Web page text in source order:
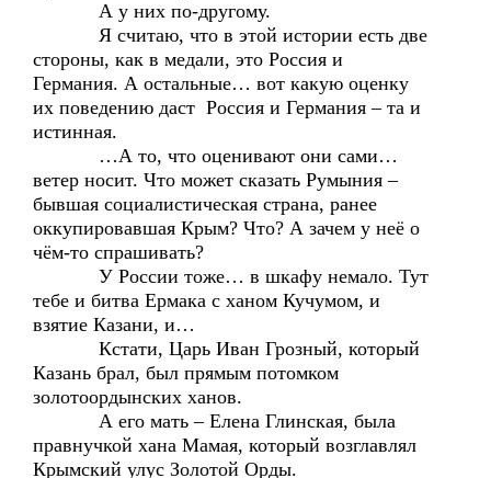
А у них по-другому.
Я считаю, что в этой истории есть две
стороны, как в медали, это Россия и
Германия. А остальные… вот какую оценку
их поведению даст Россия и Германия – та и
истинная.
…А то, что оценивают они сами…
ветер носит. Что может сказать Румыния –
бывшая социалистическая страна, ранее
оккупировавшая Крым? Что? А зачем у неё о
чём-то спрашивать?
У России тоже… в шкафу немало. Тут
тебе и битва Ермака с ханом Кучумом, и
взятие Казани, и…
Кстати, Царь Иван Грозный, который
Казань брал, был прямым потомком
золотоордынских ханов.
А его мать – Елена Глинская, была
правнучкой хана Мамая, который возглавлял
Крымский улус Золотой Орды.